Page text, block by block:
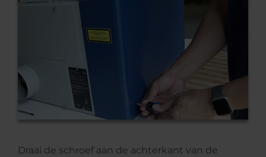
Draai de schroef aan de achterkant van de